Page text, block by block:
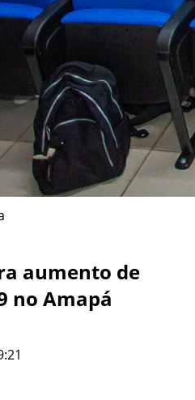
aumento de
no Amapá